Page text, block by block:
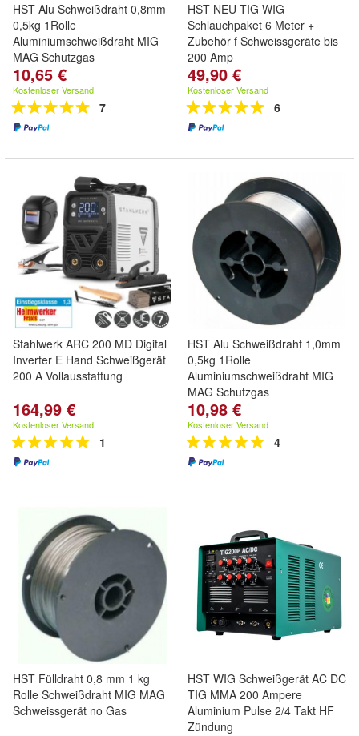
HST Alu Schweißdraht 0,8mm
0,5kg 1Rolle
Aluminiumschweißdraht MIG
MAG Schutzgas
10,65 €
Kostenloser Versand
7
HST NEU TIG WIG
Schlauchpaket 6 Meter +
Zubehör f Schweissgeräte bis
200 Amp
49,90 €
Kostenloser Versand
6
Stahlwerk ARC 200 MD Digital
Inverter E Hand Schweißgerät
200 A Vollausstattung
164,99 €
Kostenloser Versand
1
HST Alu Schweißdraht 1,0mm
0,5kg 1Rolle
Aluminiumschweißdraht MIG
MAG Schutzgas
10,98 €
Kostenloser Versand
4
HST Fülldraht 0,8 mm 1 kg
Rolle Schweißdraht MIG MAG
Schweissgerät no Gas
HST WIG Schweißgerät AC DC
TIG MMA 200 Ampere
Aluminium Pulse 2/4 Takt HF
Zündung